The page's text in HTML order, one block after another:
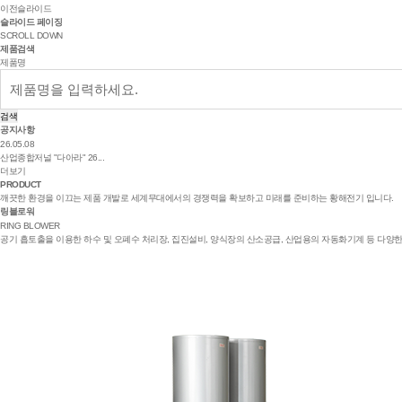
이전슬라이드
슬라이드 페이징
SCROLL DOWN
제품검색
제품명
검색
공지사항
26.05.08
산업종합저널 "다아라" 26...
더보기
PRODUCT
깨끗한 환경을 이끄는 제품 개발로 세계무대에서의 경쟁력을 확보하고 미래를 준비하는 황해전기 입니다.
링블로워
RING BLOWER
공기 흡토출을 이용한 하수 및 오폐수 처리장, 집진설비, 양식장의 산소공급, 산업용의 자동화기계 등 다양